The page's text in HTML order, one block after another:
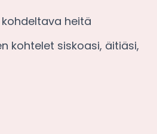
heitä
kohtelet siskoasi, äitiäsi,